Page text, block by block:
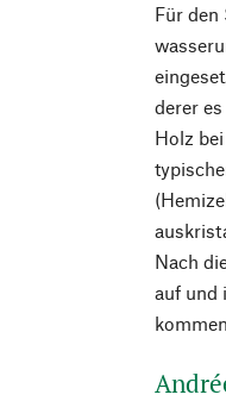
Für den
derer
Holz
Nach
auf und